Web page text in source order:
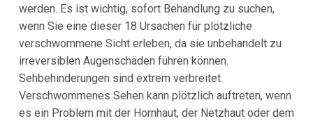
werden. Es ist wichtig, sofort Behandlung zu suchen,
wenn Sie eine dieser 18 Ursachen für plötzliche
verschwommene Sicht erleben, da sie unbehandelt zu
irreversiblen Augenschäden führen können.
Sehbehinderungen sind extrem verbreitet.
Verschwommenes Sehen kann plötzlich auftreten, wenn
es ein Problem mit der Hornhaut, der Netzhaut oder dem